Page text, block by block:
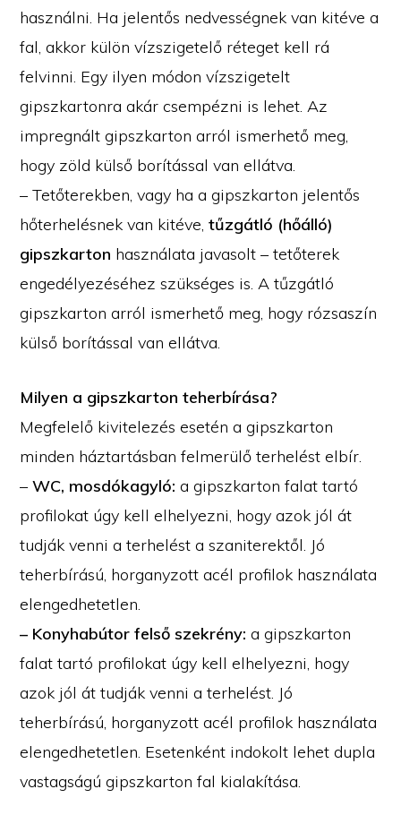
használni. Ha jelentős nedvességnek van kitéve a
fal, akkor külön vízszigetelő réteget kell rá
felvinni. Egy ilyen módon vízszigetelt
gipszkartonra akár csempézni is lehet. Az
impregnált gipszkarton arról ismerhető meg,
hogy zöld külső borítással van ellátva.
– Tetőterekben, vagy ha a gipszkarton jelentős
hőterhelésnek van kitéve,tűzgátló (hőálló)
gipszkarton használata javasolt – tetőterek
engedélyezéséhez szükséges is. A tűzgátló
gipszkarton arról ismerhető meg, hogy rózsaszín
külső borítással van ellátva.
Milyen a gipszkarton teherbírása?
Megfelelő kivitelezés esetén a gipszkarton
minden háztartásban felmerülő terhelést elbír.
–WC, mosdókagyló: a gipszkarton falat tartó
profilokat úgy kell elhelyezni, hogy azok jól át
tudják venni a terhelést a szaniterektől. Jó
teherbírású, horganyzott acél profilok használata
elengedhetetlen.
– Konyhabútor felső szekrény: a gipszkarton
falat tartó profilokat úgy kell elhelyezni, hogy
azok jól át tudják venni a terhelést. Jó
teherbírású, horganyzott acél profilok használata
elengedhetetlen. Esetenként indokolt lehet dupla
vastagságú gipszkarton fal kialakítása.